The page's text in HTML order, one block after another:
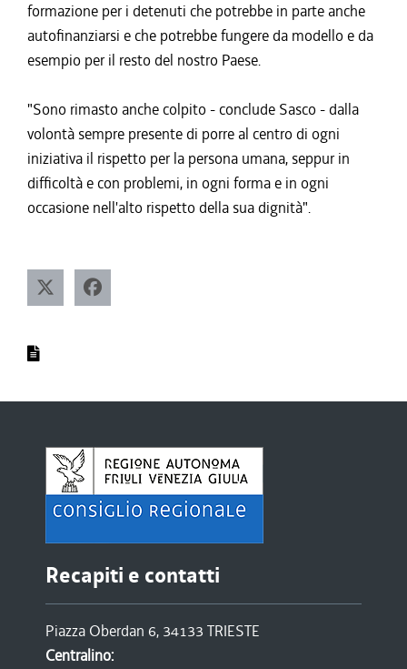
formazione per i detenuti che potrebbe in parte anche
autofinanziarsi e che potrebbe fungere da modello e da
esempio per il resto del nostro Paese.
"Sono rimasto anche colpito - conclude Sasco - dalla
volontà sempre presente di porre al centro di ogni
iniziativa il rispetto per la persona umana, seppur in
difficoltà e con problemi, in ogni forma e in ogni
occasione nell'alto rispetto della sua dignità".
Recapiti e contatti
Piazza Oberdan 6, 34133 TRIESTE
Centralino: